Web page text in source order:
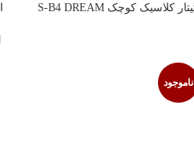
گیتار کلاسیک کوچک S-B4 DREAM
ناموجود